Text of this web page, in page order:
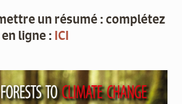
un résumé : complétez
ligne : ICI